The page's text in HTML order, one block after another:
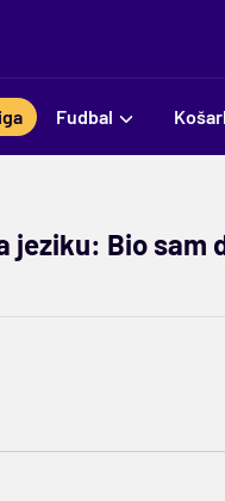
Fudbal
jeziku: Bio sam